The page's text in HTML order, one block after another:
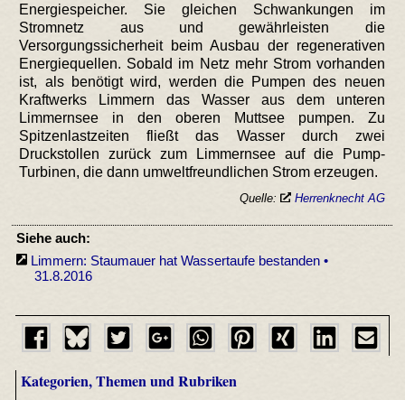
Energiespeicher. Sie gleichen Schwankungen im
Stromnetz aus und gewährleisten die
Versorgungssicherheit beim Ausbau der regenerativen
Energiequellen. Sobald im Netz mehr Strom vorhanden
ist, als benötigt wird, werden die Pumpen des neuen
Kraftwerks Limmern das Wasser aus dem unteren
Limmernsee in den oberen Muttsee pumpen. Zu
Spitzenlastzeiten fließt das Wasser durch zwei
Druckstollen zurück zum Limmernsee auf die Pump-
Turbinen, die dann umweltfreundlichen Strom erzeugen.
Quelle: Herrenknecht AG
Siehe auch:
Limmern: Staumauer hat Wassertaufe bestanden •
31.8.2016
Kategorien, Themen und Rubriken